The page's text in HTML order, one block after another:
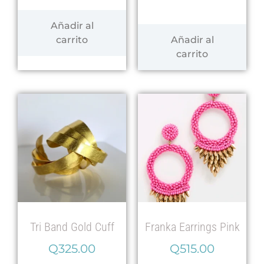
Añadir al
carrito
Añadir al
carrito
Tri Band Gold Cuff
Q325.00
Franka Earrings Pink
Q515.00